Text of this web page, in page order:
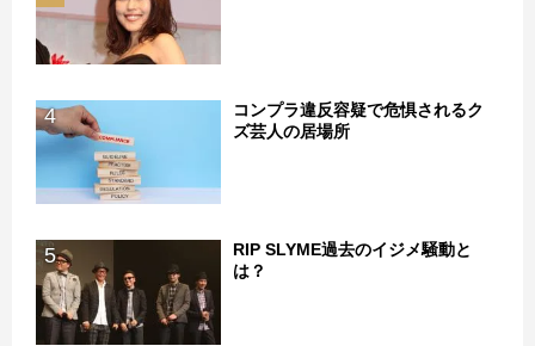
4
コンプラ違反容疑で危惧されるク
ズ芸人の居場所
5
RIP SLYME過去のイジメ騒動と
は？